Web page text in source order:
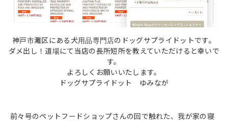
神戸市灘区にある犬用品専門店のドッグサプライドットです。
ダメ出し！道場にて当店の長所短所を教えていただけると幸いで
す。
よろしくお願いいたします。
ドッグサプライドット ゆみなが
前々号のペットフードショップさんの回で触れた、我が家の寝